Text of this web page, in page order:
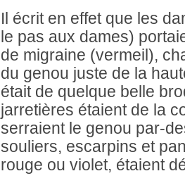
Il écrit en effet que les
le pas aux dames)
de migraine (vermeil),
du genou juste de la
était de quelque belle
jarretières étaient de la
serraient le genou par-
souliers, escarpins et
rouge ou violet, étaient